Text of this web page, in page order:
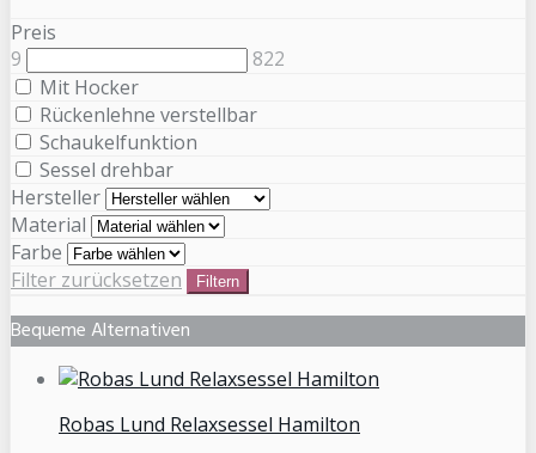
Preis
9
822
Mit Hocker
Rückenlehne verstellbar
Schaukelfunktion
Sessel drehbar
Hersteller
Material
Farbe
Filter zurücksetzen
Filtern
Bequeme Alternativen
Robas Lund Relaxsessel Hamilton